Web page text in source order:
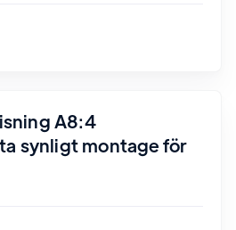
A8:4
synligt montage för